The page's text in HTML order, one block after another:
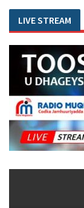
LIVE STREAM